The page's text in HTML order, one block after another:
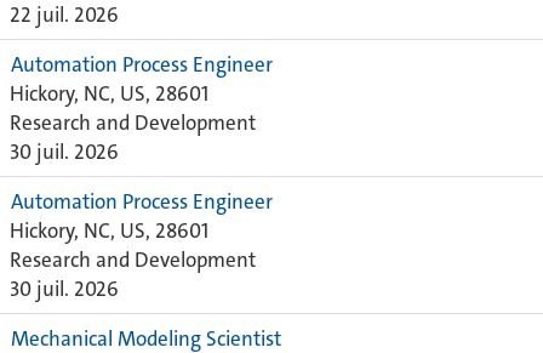
22 juil. 2026
Automation Process Engineer
Hickory, NC, US, 28601
Research and Development
30 juil. 2026
Automation Process Engineer
Hickory, NC, US, 28601
Research and Development
30 juil. 2026
Mechanical Modeling Scientist